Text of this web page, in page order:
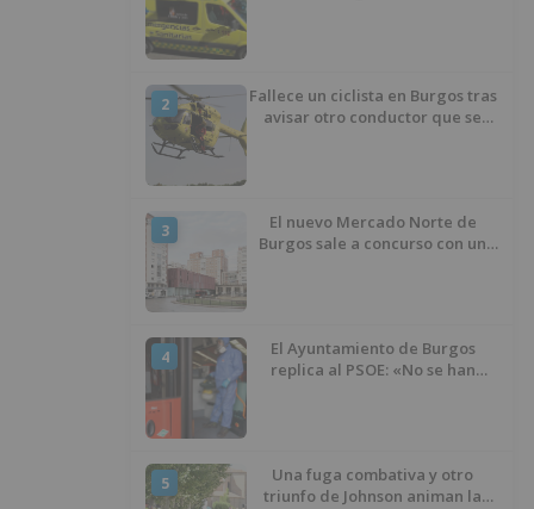
2
Fallece un ciclista en Burgos tras
avisar otro conductor que se
3
El nuevo Mercado Norte de
Burgos sale a concurso con un
4
El Ayuntamiento de Burgos
replica al PSOE: «No se han
5
Una fuga combativa y otro
triunfo de Johnson animan la